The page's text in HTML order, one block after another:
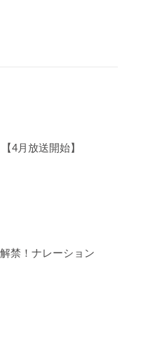
4月放送開始】
禁！ナレーション